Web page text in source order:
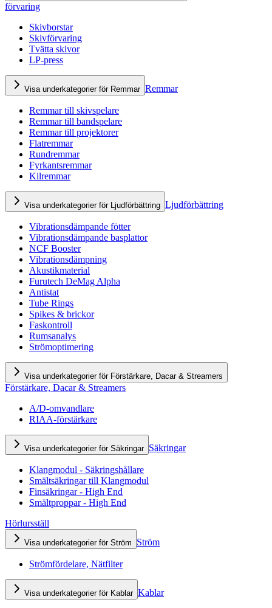
förvaring
Skivborstar
Skivförvaring
Tvätta skivor
LP-press
Visa underkategorier för Remmar Remmar
Remmar till skivspelare
Remmar till bandspelare
Remmar till projektorer
Flatremmar
Rundremmar
Fyrkantsremmar
Kilremmar
Visa underkategorier för Ljudförbättring Ljudförbättring
Vibrationsdämpande fötter
Vibrationsdämpande basplattor
NCF Booster
Vibrationsdämpning
Akustikmaterial
Furutech DeMag Alpha
Antistat
Tube Rings
Spikes & brickor
Faskontroll
Rumsanalys
Strömoptimering
Visa underkategorier för Förstärkare, Dacar & Streamers
Förstärkare, Dacar & Streamers
A/D-omvandlare
RIAA-förstärkare
Visa underkategorier för Säkringar Säkringar
Klangmodul - Säkringshållare
Smältsäkringar till Klangmodul
Finsäkringar - High End
Smältproppar - High End
Hörlursställ
Visa underkategorier för Ström Ström
Strömfördelare, Nätfilter
Visa underkategorier för Kablar Kablar